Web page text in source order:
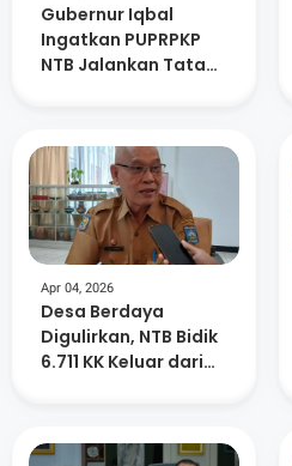
Gubernur Iqbal
Ingatkan PUPRPKP
NTB Jalankan Tata
Apr 04, 2026
Desa Berdaya
Digulirkan, NTB Bidik
6.711 KK Keluar dari